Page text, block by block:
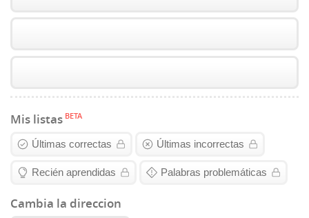
Mis listas BETA
Últimas correctas Últimas incorrectas
Recién aprendidas Palabras problemáticas
Cambia la direccion